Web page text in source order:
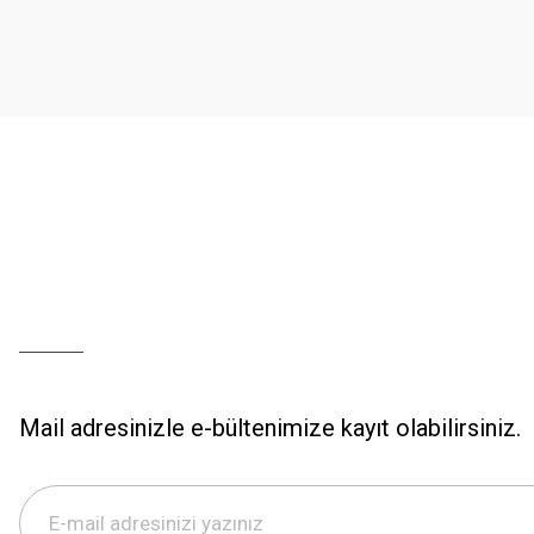
Mail adresinizle e-bültenimize kayıt olabilirsiniz.